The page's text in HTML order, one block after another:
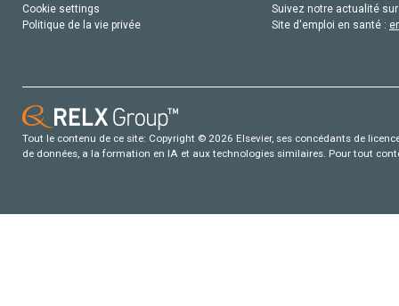
Cookie settings
Politique de la vie privée
Suivez notre actualité
Site d'emploi en santé :
Tout le contenu de ce site: Copyright © 2026 Elsevier, ses concédants de
de données, a la formation en IA et aux technologies similaires. Pour tout